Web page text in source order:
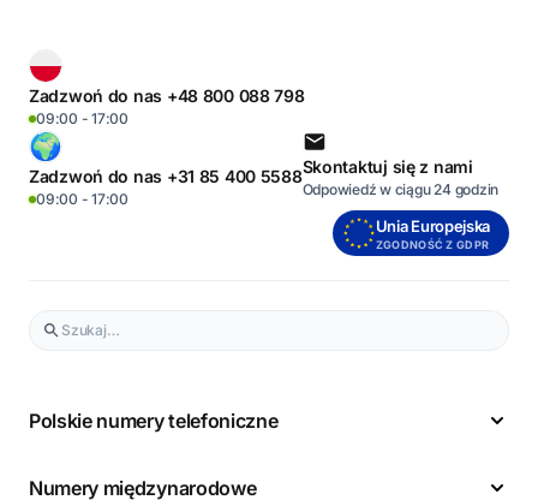
Zadzwoń do nas +48 800 088 798
09:00 - 17:00
Zadzwoń do nas +31 85 400 5588
09:00 - 17:00
Skontaktuj się z nami
Odpowiedź w ciągu 24 godzin
Unia Europejska
ZGODNOŚĆ Z GDPR
Polskie numery telefoniczne
Numery międzynarodowe